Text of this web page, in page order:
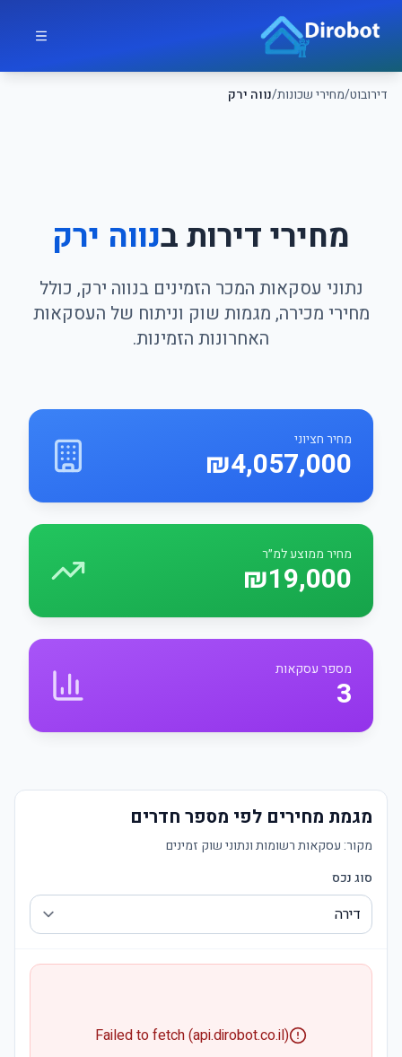
דירובוט/מחירי שכונות/נווה ירק
דירובוט
מחירי דירות בנווה ירק
נתוני עסקאות המכר הזמינים בנווה ירק, כולל
מחירי מכירה, מגמות שוק וניתוח של העסקאות
האחרונות הזמינות.
מחיר חציוני
₪4,057,000
מחיר ממוצע למ״ר
₪19,000
מספר עסקאות
3
מגמת מחירים לפי מספר חדרים
מקור: עסקאות רשומות ונתוני שוק זמינים
סוג נכס
Failed to fetch (api.dirobot.co.il)